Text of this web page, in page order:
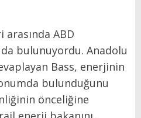
ABD
bulunuyordu. Anadolu
Bass, enerjinin
bulunduğunu
önceliğine